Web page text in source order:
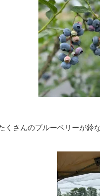
くさんのブルーベリーが鈴